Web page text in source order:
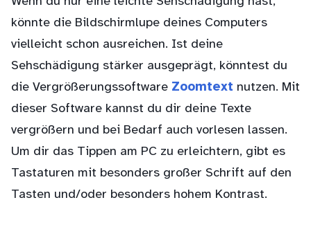
könnte die Bildschirmlupe deines Computers
vielleicht schon ausreichen. Ist deine
Sehschädigung stärker ausgeprägt, könntest du
die Vergrößerungssoftware Zoomtext nutzen. Mit
dieser Software kannst du dir deine Texte
vergrößern und bei Bedarf auch vorlesen lassen.
Um dir das Tippen am PC zu erleichtern, gibt es
Tastaturen mit besonders großer Schrift auf den
Tasten und/oder besonders hohem Kontrast.